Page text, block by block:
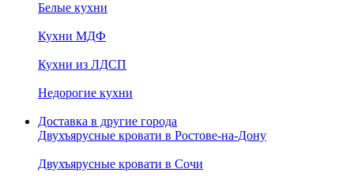
Белые кухни
Кухни МДФ
Кухни из ЛДСП
Недорогие кухни
Доставка в другие города
Двухъярусные кровати в Ростове-на-Дону
Двухъярусные кровати в Сочи